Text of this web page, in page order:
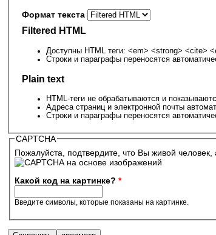
Формат текста
Filtered HTML
Доступны HTML теги: <em> <strong> <cite>
Строки и параграфы переносятся
Plain text
HTML-теги не обрабатываются и
Адреса страниц и электронной почты
Строки и параграфы переносятся
CAPTCHA
Пожалуйста, подтвердите, что Вы живой
Какой код на картинке? *
Введите символы, которые показаны на картинке.